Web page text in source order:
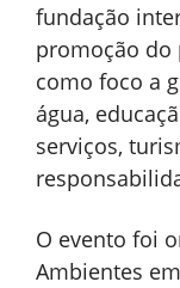
fundação
promoção do
como foco a
água,
serviços,
O evento foi
Ambientes